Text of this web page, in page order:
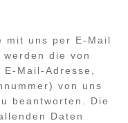
mit uns per E-Mail
die von
Mail-Adresse,
von uns
beantworten. Die
Daten